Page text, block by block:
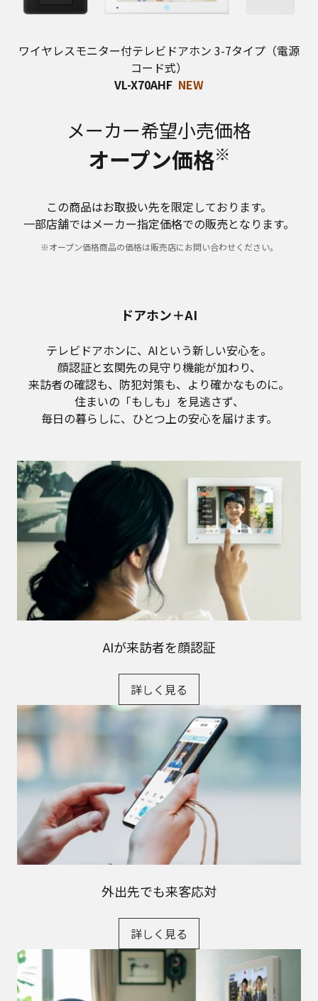
ワイヤレスモニター付テレビドアホン 3-7タイプ（電源
コード式）
VL-X70AHF NEW
メーカー希望小売価格
オープン価格※
この商品はお取扱い先を限定しております。
一部店舗ではメーカー指定価格での販売となります。
※オープン価格商品の価格は販売店にお問い合わせください。
ドアホン＋AI
テレビドアホンに、AIという新しい安心を。
顔認証と玄関先の見守り機能が加わり、
来訪者の確認も、防犯対策も、より確かなものに。
住まいの「もしも」を見逃さず、
毎日の暮らしに、ひとつ上の安心を届けます。
AIが来訪者を顔認証
詳しく見る
外出先でも来客応対
詳しく見る